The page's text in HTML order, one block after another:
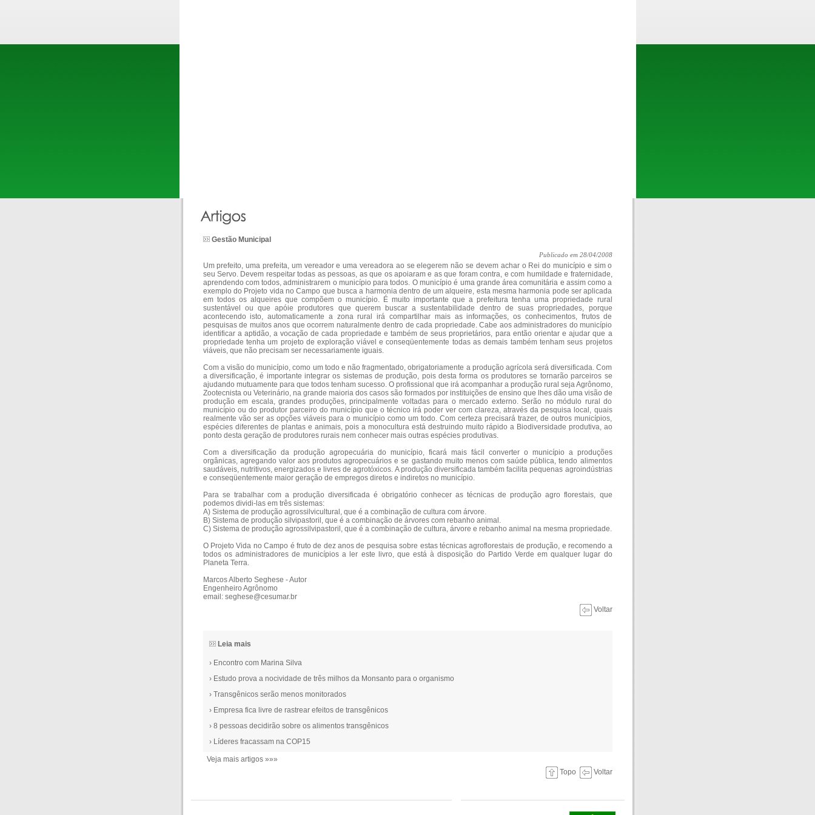
Gestão Municipal
Publicado em 28/04/2008
Um prefeito, uma prefeita, um vereador e uma vereadora ao se elegerem não se devem achar o Rei do município e sim o
seu Servo. Devem respeitar todas as pessoas, as que os apoiaram e as que foram contra, e com humildade e fraternidade,
aprendendo com todos, administrarem o município para todos. O município é uma grande área comunitária e assim como a
exemplo do Projeto vida no Campo que busca a harmonia dentro de um alqueire, esta mesma harmonia pode ser aplicada
em todos os alqueires que compõem o município. É muito importante que a prefeitura tenha uma propriedade rural
sustentável ou que apóie produtores que querem buscar a sustentabilidade dentro de suas propriedades, porque
acontecendo isto, automaticamente a zona rural irá compartilhar mais as informações, os conhecimentos, frutos de
pesquisas de muitos anos que ocorrem naturalmente dentro de cada propriedade. Cabe aos administradores do município
identificar a aptidão, a vocação de cada propriedade e também de seus proprietários, para então orientar e ajudar que a
propriedade tenha um projeto de exploração viável e conseqüentemente todas as demais também tenham seus projetos
viáveis, que não precisam ser necessariamente iguais.
Com a visão do município, como um todo e não fragmentado, obrigatoriamente a produção agrícola será diversificada. Com
a diversificação, é importante integrar os sistemas de produção, pois desta forma os produtores se tornarão parceiros se
ajudando mutuamente para que todos tenham sucesso. O profissional que irá acompanhar a produção rural seja Agrônomo,
Zootecnista ou Veterinário, na grande maioria dos casos são formados por instituições de ensino que lhes dão uma visão de
produção em escala, grandes produções, principalmente voltadas para o mercado externo. Serão no módulo rural do
município ou do produtor parceiro do município que o técnico irá poder ver com clareza, através da pesquisa local, quais
realmente vão ser as opções viáveis para o município como um todo. Com certeza precisará trazer, de outros municípios,
espécies diferentes de plantas e animais, pois a monocultura está destruindo muito rápido a Biodiversidade produtiva, ao
ponto desta geração de produtores rurais nem conhecer mais outras espécies produtivas.
Com a diversificação da produção agropecuária do município, ficará mais fácil converter o município a produções
orgânicas, agregando valor aos produtos agropecuários e se gastando muito menos com saúde pública, tendo alimentos
saudáveis, nutritivos, energizados e livres de agrotóxicos. A produção diversificada também facilita pequenas agroindústrias
e conseqüentemente maior geração de empregos diretos e indiretos no município.
Para se trabalhar com a produção diversificada é obrigatório conhecer as técnicas de produção agro florestais, que
podemos dividi-las em três sistemas:
A) Sistema de produção agrossilvicultural, que é a combinação de cultura com árvore.
B) Sistema de produção silvipastoril, que é a combinação de árvores com rebanho animal.
C) Sistema de produção agrossilvipastoril, que é a combinação de cultura, árvore e rebanho animal na mesma propriedade.
O Projeto Vida no Campo é fruto de dez anos de pesquisa sobre estas técnicas agroflorestais de produção, e recomendo a
todos os administradores de municípios a ler este livro, que está à disposição do Partido Verde em qualquer lugar do
Planeta Terra.
Marcos Alberto Seghese - Autor
Engenheiro Agrônomo
email: seghese@cesumar.br
Voltar
Leia mais
› Encontro com Marina Silva
› Estudo prova a nocividade de três milhos da Monsanto para o organismo
› Transgênicos serão menos monitorados
› Empresa fica livre de rastrear efeitos de transgênicos
› 8 pessoas decidirão sobre os alimentos transgênicos
› Líderes fracassam na COP15
Veja mais artigos »»»
Topo
Voltar